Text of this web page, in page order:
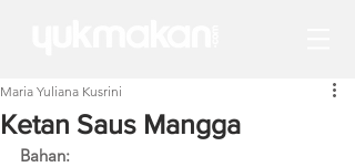
Ketan Saus Mangga
Maria Yuliana Kusrini
Bahan: